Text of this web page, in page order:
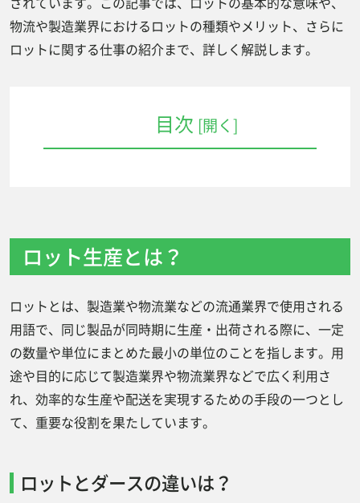
物流や製造業界におけるロットの種類やメリット、さらに
ロットに関する仕事の紹介まで、詳しく解説します。
目次 [開く]
１：輸送ロット
３：保管ロット
製造業界におけるロットの例
１：製造ロット
２：購入ロット
３：最小ロット
アパレル業界におけるロット
ロット生産とは？
ロットとは、製造業や物流業などの流通業界で使用される
用語で、同じ製品が同時期に生産・出荷される際に、一定
の数量や単位にまとめた最小の単位のことを指します。用
途や目的に応じて製造業界や物流業界などで広く利用さ
れ、効率的な生産や配送を実現するための手段の一つとし
て、重要な役割を果たしています。
ロットとダースの違いは？